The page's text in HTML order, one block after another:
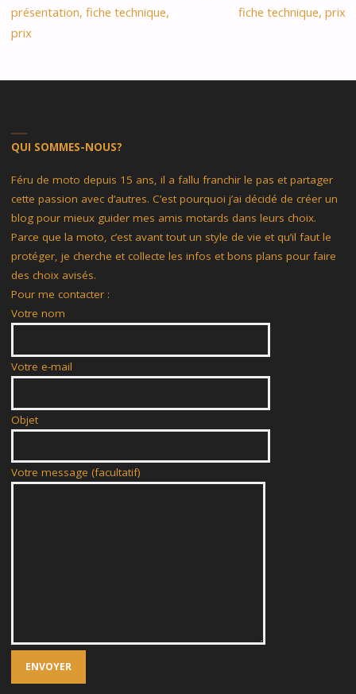
présentation, fiche technique,
prix
fiche technique, prix
QUI SOMMES-NOUS?
Féru de moto depuis 15 ans, il a fallu franchir le pas et partager
cette passion avec d’autres. C’est pourquoi j’ai décidé de créer un
blog pour mieux guider mes amis motards dans leurs choix.
Parce que la moto, c’est avant tout un style de vie et qu’il faut le
protéger, je cherche et collecte les infos et bons plans pour faire
des choix avisés.
Pour me contacter :
Votre nom
Votre e-mail
Objet
Votre message (facultatif)